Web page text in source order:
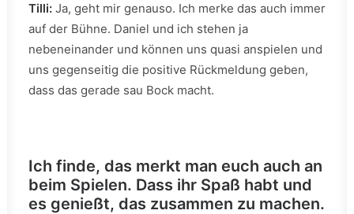
Tilli: Ja, geht mir genauso. Ich merke das auch immer
auf der Bühne. Daniel und ich stehen ja
nebeneinander und können uns quasi anspielen und
uns gegenseitig die positive Rückmeldung geben,
dass das gerade sau Bock macht.
Ich finde, das merkt man euch auch an
beim Spielen. Dass ihr Spaß habt und
es genießt, das zusammen zu machen.